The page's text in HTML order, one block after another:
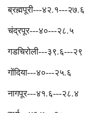
ब्रह्मपूरी---४२.१---२७.६
चंद्रपूर---४०---२८.५
‎गडचिरोली---३९.६---२९
‎गोंदिया---४०---२५.६
‎नागपूर---४१.६---२८.४